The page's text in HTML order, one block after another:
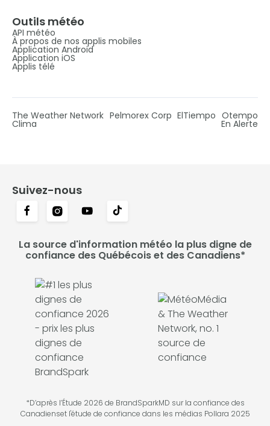
Outils météo
API météo
À propos de nos applis mobiles
Application Android
Application iOS
Applis télé
The Weather Network Pelmorex Corp ElTiempo Otempo
Clima En Alerte
Suivez-nous
La source d'information météo la plus digne de
confiance des Québécois et des Canadiens*
*D’après l’Étude 2026 de BrandSparkMD sur la confiance des
Canadienset l'étude de confiance dans les médias Pollara 2025